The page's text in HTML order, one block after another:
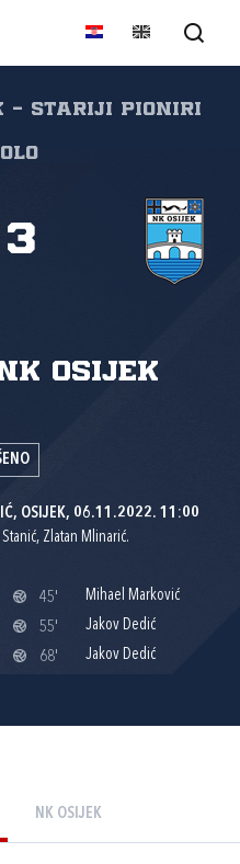
- Stariji pioniri
Osijek
3
OSIJEK, 06.11.2022. 11:00
Zlatan Mlinarić.
45'
Mihael Marković
55'
Jakov Dedić
68'
Jakov Dedić
NK OSIJEK